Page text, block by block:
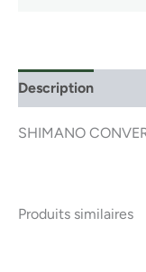
Description
SHIMANO
Produits similaires